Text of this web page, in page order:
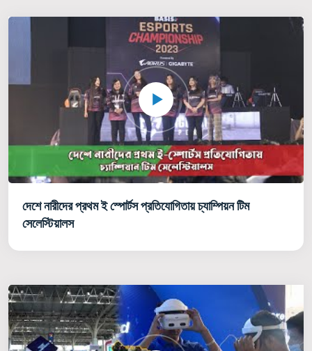
দেশে নারীদের প্রথম ই স্পোর্টস প্রতিযোগিতায় চ্যাম্পিয়ন টিম
সেলেস্টিয়ালস